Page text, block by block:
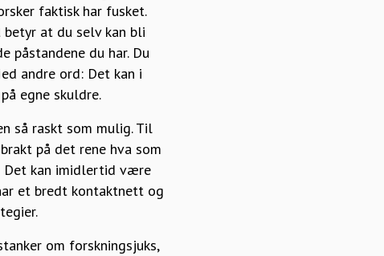
faktisk har fusket.
betyr at du selv kan bli
du har. Du
andre ord: Det kan i
egne skuldre.
så raskt som mulig. Til
på det rene hva som
Det kan imidlertid være
et bredt kontaktnett og
om forskningsjuks,